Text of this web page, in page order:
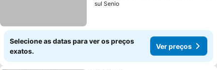
sul Senio
Selecione as datas para ver os preços
exatos.
Ver preços